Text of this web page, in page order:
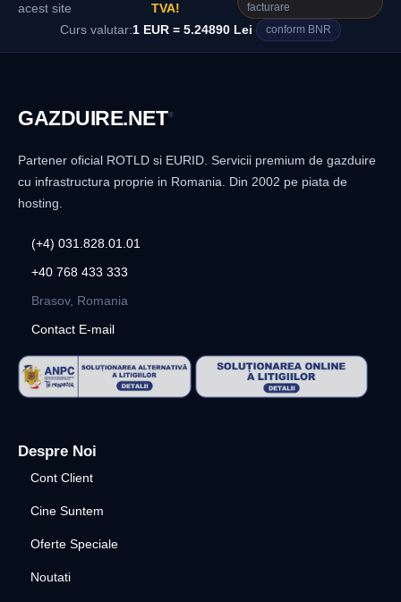
acest site
TVA!
facturare
Curs valutar:1 EUR = 5.24890 Lei conform BNR
GAZDUIRE.NET®
Partener oficial ROTLD si EURID. Servicii premium de gazduire
cu infrastructura proprie in Romania. Din 2002 pe piata de
hosting.
(+4) 031.828.01.01
+40 768 433 333
Brasov, Romania
Contact E-mail
Despre Noi
Cont Client
Cine Suntem
Oferte Speciale
Noutati